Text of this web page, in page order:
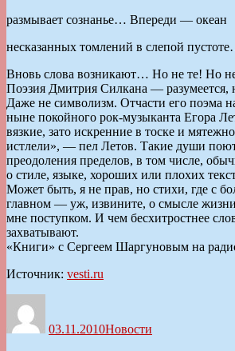
размывает сознанье… Впереди — океан
несказанных томлений в слепой
Вновь слова возникают… Но не те! Но
Поэзия Дмитрия Силкана — разумеется,
Даже не символизм. Отчасти его поэма
ныне покойного рок-музыканта Егора
вязкие, зато искренние в тоске и
истлели», — пел Летов. Такие души
преодоления пределов, в том числе,
о стиле, языке, хороших или плохих
Может быть, я не прав, но стихи, где с
главном — уж, извините, о смысле
мне поступком. И чем бесхитростнее
захватывают.
«Книги» с Сергеем Шаргуновым на
Источник: vesti.ru
03.11.2010Новости